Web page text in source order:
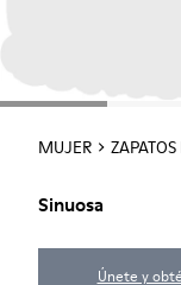
MUJER
Sinuosa
Únete y